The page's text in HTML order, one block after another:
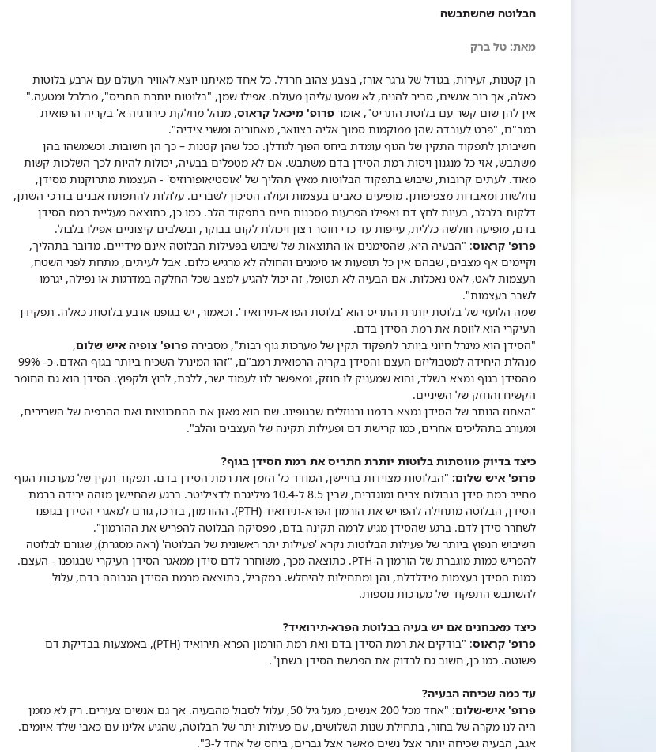
הבלוטה שהשתבשה
מאת: טל ברק
הן קטנות, זעירות, בגודל של גרגר אורז, בצבע צהוב חרדל. כל אחד מאיתנו יוצא לאוויר העולם עם ארבע בלוטות
כאלה, אך רוב אנשים, סביר להניח, לא שמעו עליהן מעולם. אפילו שמן, "בלוטות יותרת התריס", מבלבל ומטעה."
אין להן שום קשר עם בלוטת התריס", אומר פרופ' מיכאל קראוס, מנהל מחלקת כירורגיה א' בקריה הרפואית
רמב"ם, "פרט לעובדה שהן ממוקמות סמוך אליה בצוואר, מאחוריה ומשני צידיה".
חשיבותן לתפקוד התקין של הגוף עומדת ביחס הפוך לגודלן. ככל שהן קטנות – כך הן חשובות. וכשמשהו בהן
משתבש, אזי כל מנגנון ויסות רמת הסידן בדם משתבש. אם לא מטפלים בבעיה, יכולות להיות לכך השלכות קשות
מאוד. לעתים קרובות, שיבוש בתפקוד הבלוטות מאיץ תהליך של 'אוסטיאופורוזיס' - העצמות מתרוקנות מסידן,
נחלשות ומאבדות מצפיפותן. מופיעים כאבים בעצמות ועולה הסיכון לשברים. עלולות להתפתח אבנים בדרכי השתן,
דלקות בלבלב, בעיות לחץ דם ואפילו הפרעות מסכנות חיים בתפקוד הלב. כמו כן, כתוצאה מעליית רמת הסידן
בדם, מופיעה חולשה כללית, עייפות עד כדי חוסר רצון ויכולת לקום בבוקר, ובשלבים קיצוניים אפילו בלבול.
פרופ' קראוס: "הבעיה היא, שהסימנים או התוצאות של שיבוש בפעילות הבלוטה אינם מידייים. מדובר בתהליך,
וקיימים אף מצבים, שבהם אין כל תופעות או סימנים והחולה לא מרגיש כלום. אבל לעיתים, מתחת לפני השטח,
העצמות לאט, לאט נאכלות. אם הבעיה לא תטופל, זה יכול להגיע למצב שכל החלקה במדרגות או נפילה, יגרמו
לשבר בעצמות".
שמה הלועזי של בלוטת יותרת התריס הוא 'בלוטת הפרא-תירואיד'. וכאמור, יש בגופנו ארבע בלוטות כאלה. תפקידן
העיקרי הוא לווסת את רמת הסידן בדם.
"הסידן הוא מינרל חיוני ביותר לתפקוד תקין של מערכות גוף רבות", מסבירה פרופ' ​צופיה איש שלום,
מנהלת היחידה למטבוליזם העצם והסידן בקריה הרפואית רמב"ם, "זהו המינרל השכיח ביותר בגוף האדם. כ- 99%
מהסידן בגוף נמצא בשלד, והוא שמעניק לו חוזק, ומאפשר לנו לעמוד ישר, ללכת, לרוץ ולקפוץ. הסידן הוא גם החומר
הקשיח והחזק של השיניים.
"האחוז הנותר של הסידן נמצא בדמנו ובנוזלים שבגופינו. שם הוא מאזן את ההתכווצות ואת ההרפיה של השרירים,
ומעורב בתהליכים אחרים, כמו קרישת דם ופעילות תקינה של העצבים והלב".
כיצד בדיוק מווסתות בלוטות יותרת התריס את רמת הסידן בגוף?
פרופ' איש שלום: "הבלוטות מצוידות בחיישן, המודד כל הזמן את רמת הסידן בדם. תפקוד תקין של מערכות הגוף
מחייב רמת סידן בגבולות צרים ומוגדרים, שבין 8.5 ל-10.4 מיליגרם לדציליטר. ברגע שהחיישן מזהה ירידה ברמת
הסידן, הבלוטה מתחילה להפריש את הורמון הפרא-תירואיד (PTH). ההורמון, בדרכו, גורם למאגרי הסידן בגופנו
לשחרר סידן לדם. ברגע שהסידן מגיע לרמה תקינה בדם, מפסיקה הבלוטה להפריש את ההורמון".
השיבוש הנפוץ ביותר של פעילות הבלוטות נקרא 'פעילות יתר ראשונית של הבלוטה' (ראה מסגרת), שגורם לבלוטה
להפריש כמות מוגברת של הורמון ה-PTH
. כתוצאה מכך, משוחרר לדם סידן ממאגר הסידן העיקרי שבגופנו - העצם.
כמות הסידן בעצמות מידלדלת, והן ומתחילות להיחלש. במקביל, כתוצאה מרמת הסידן הגבוהה בדם, עלול
להשתבש התפקוד של מערכות נוספות.
כיצד מאבחנים אם יש בעיה בבלוטת הפרא-תירואיד?
פרופ' קראוס: "בודקים את רמת הסידן בדם ואת רמת הורמון הפרא-תירואיד (PTH), באמצעות בבדיקת דם
פשוטה. כמו כן, חשוב גם לבדוק את הפרשת הסידן בשתן".
עד כמה שכיחה הבעיה?
פרופ' איש-שלום
: "אחד מכל 200 אנשים, מעל גיל 50, עלול לסבול מהבעיה. אך גם אנשים צעירים. רק לא מזמן
היה לנו מקרה של בחור, בתחילת שנות השלושים, עם פעילות יתר של הבלוטה, שהגיע אלינו עם כאבי שלד איומים.
אגב, הבעיה שכיחה יותר אצל נשים מאשר אצל גברים, ביחס של אחד ל-3".